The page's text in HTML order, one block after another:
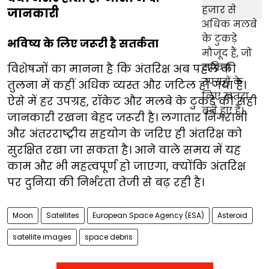
जानकारी
भविष्य के लिए जरूरी है सतर्कता
विशेषज्ञों का मानना है कि अंतरिक्ष अब पहले की
तुलना में कहीं अधिक व्यस्त और जटिल हो गया है।
ऐसे में हर उपग्रह, रॉकेट और मलबे के टुकड़े की सही
जानकारी रखना बेहद जरूरी है। लगातार निगरानी
और अंतरराष्ट्रीय सहयोग के जरिए ही अंतरिक्ष को
सुरक्षित रखा जा सकता है। आने वाले समय में यह
काम और भी महत्वपूर्ण हो जाएगा, क्योंकि अंतरिक्ष
पर दुनिया की निर्भरता तेजी से बढ़ रही है।
Moon Satellites European Space Agency (ESA) Asteroid
satellite images space debris